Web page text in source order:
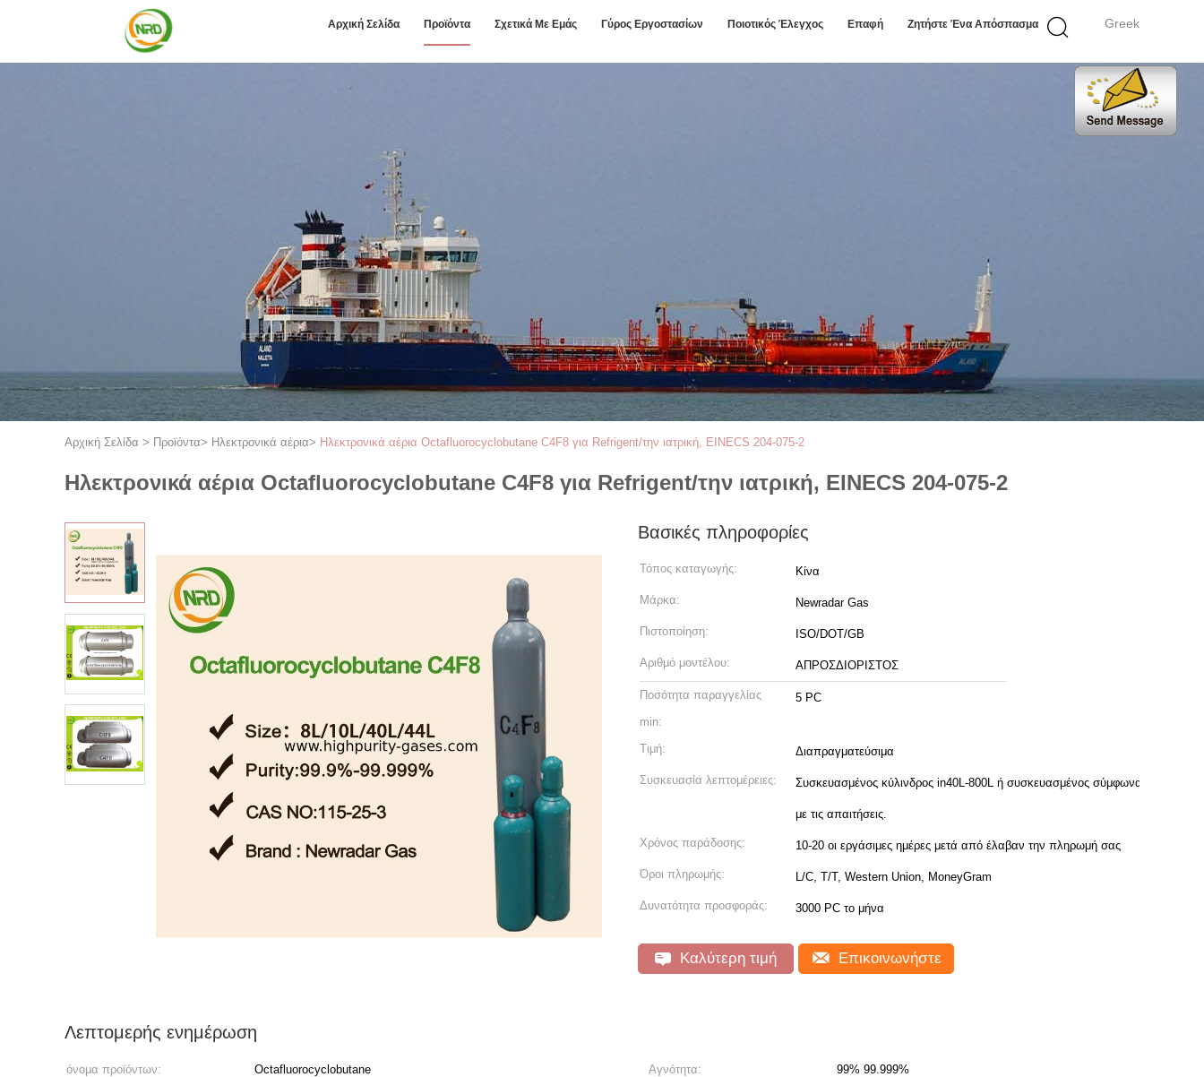
Greek
Αρχική Σελίδα Προϊόντα Σχετικά Με Εμάς Γύρος Εργοστασίων Ποιοτικός Έλεγχος Επαφή Ζητήστε Ένα Απόσπασμα
Αρχική Σελίδα > Προϊόντα> Ηλεκτρονικά αέρια> Ηλεκτρονικά αέρια Octafluorocyclobutane C4F8 για Refrigent/την ιατρική, EINECS 204-075-2
Ηλεκτρονικά αέρια Octafluorocyclobutane C4F8 για Refrigent/την ιατρική, EINECS 204-075-2
Βασικές πληροφορίες
Τόπος καταγωγής: Κίνα
Μάρκα: Newradar Gas
Πιστοποίηση: ISO/DOT/GB
Αριθμό μοντέλου: ΑΠΡΟΣΔΙΟΡΙΣΤΟΣ
Ποσότητα παραγγελίας
min:
5 PC
Τιμή: Διαπραγματεύσιμα
Συσκευασία λεπτομέρειες: Συσκευασμένος κύλινδρος in40L-800L ή συσκευασμένος σύμφωνα
με τις απαιτήσεις.
Χρόνος παράδοσης: 10-20 οι εργάσιμες ημέρες μετά από έλαβαν την πληρωμή σας
Όροι πληρωμής: L/C, T/T, Western Union, MoneyGram
Δυνατότητα προσφοράς: 3000 PC το μήνα
Καλύτερη τιμή Επικοινωνήστε
Λεπτομερής ενημέρωση
όνομα προϊόντων: Octafluorocyclobutane Αγνότητα:
99% 99.999%